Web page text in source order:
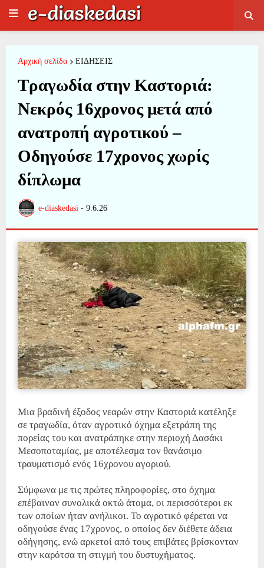
Αρχική σελίδα ΕΙΔΗΣΕΙΣ
Τραγωδία στην Καστοριά:
Νεκρός 16χρονος μετά από
ανατροπή αγροτικού –
Οδηγούσε 17χρονος χωρίς
δίπλωμα
e-diaskedasi - 9.6.26
Μια βραδινή έξοδος νεαρών στην Καστοριά κατέληξε
σε τραγωδία, όταν αγροτικό όχημα εξετράπη της
πορείας του και ανατράπηκε στην περιοχή Δασάκι
Μεσοποταμίας, με αποτέλεσμα τον θανάσιμο
τραυματισμό ενός 16χρονου αγοριού.
Σύμφωνα με τις πρώτες πληροφορίες, στο όχημα
επέβαιναν συνολικά οκτώ άτομα, οι περισσότεροι εκ
των οποίων ήταν ανήλικοι. Το αγροτικό φέρεται να
οδηγούσε ένας 17χρονος, ο οποίος δεν διέθετε άδεια
οδήγησης, ενώ αρκετοί από τους επιβάτες βρίσκονταν
στην καρότσα τη στιγμή του δυστυχήματος.